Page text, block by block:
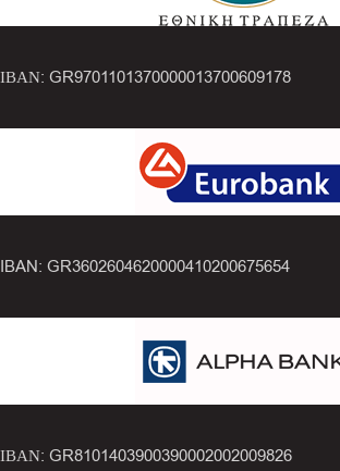
ΙΒΑΝ: GR9701101370000013700609178
IBAN: GR3602604620000410200675654
ΙΒΑΝ: GR8101403900390002002009826